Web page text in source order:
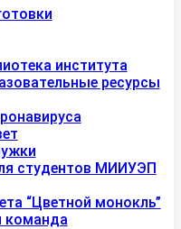
института
ресурсы
студентов МИИУЭП
“Цветной монокль”
команда